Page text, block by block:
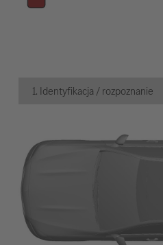
1. Identyfikacja / rozpoznanie